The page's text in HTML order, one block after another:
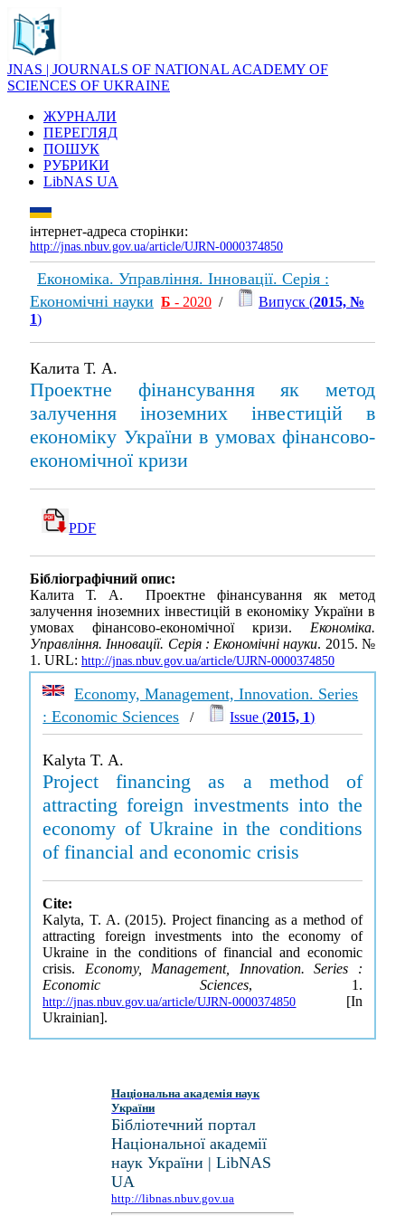
JNAS | JOURNALS OF NATIONAL ACADEMY OF
SCIENCES OF UKRAINE
ЖУРНАЛИ
ПЕРЕГЛЯД
ПОШУК
РУБРИКИ
LibNAS UA
інтернет-адреса сторінки:
http://jnas.nbuv.gov.ua/article/UJRN-0000374850
Економіка. Управління. Інновації. Серія :
Економічні науки Б - 2020 / Випуск (2015, №
1)
Калита Т. А.
Проектне фінансування як метод
залучення іноземних інвестицій в
економіку України в умовах фінансово-
економічної кризи
PDF
Бібліографічний опис:
Калита Т. А. Проектне фінансування як метод
залучення іноземних інвестицій в економіку України в
умовах фінансово-економічної кризи. Економіка.
Управління. Інновації. Серія : Економічні науки. 2015. №
1. URL: http://jnas.nbuv.gov.ua/article/UJRN-0000374850
Economy, Management, Innovation. Series
: Economic Sciences / Issue (2015, 1)
Kalyta T. A.
Project financing as a method of
attracting foreign investments into the
economy of Ukraine in the conditions
of financial and economic crisis
Cite:
Kalyta, T. A. (2015). Project financing as a method of
attracting foreign investments into the economy of
Ukraine in the conditions of financial and economic
crisis. Economy, Management, Innovation. Series :
Economic Sciences, 1.
http://jnas.nbuv.gov.ua/article/UJRN-0000374850 [In
Ukrainian].
Національна академія наук
України
Бібліотечний портал
Національної академії
наук України | LibNAS
UA
http://libnas.nbuv.gov.ua